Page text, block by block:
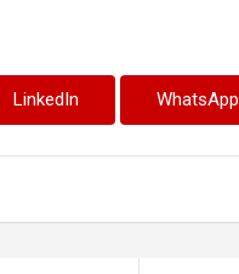
LinkedIn WhatsApp